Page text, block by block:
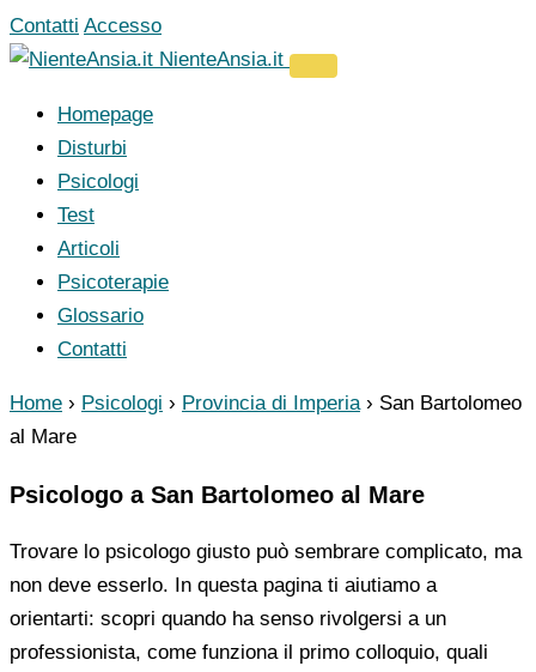
Vai
al
Contatti Accesso
NienteAnsia.it
Homepage
Disturbi
Psicologi
Test
Articoli
Psicoterapie
Glossario
Contatti
Home › Psicologi › Provincia di Imperia › San Bartolomeo
al Mare
Psicologo a San Bartolomeo al Mare
Trovare lo psicologo giusto può sembrare complicato, ma
non deve esserlo. In questa pagina ti aiutiamo a
orientarti: scopri quando ha senso rivolgersi a un
professionista, come funziona il primo colloquio, quali